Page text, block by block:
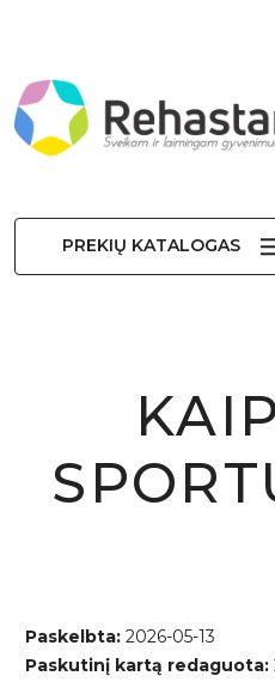
PREKIŲ KATALOGAS
Paskelbta: 2026-05-13
Paskutinį kartą redaguota: